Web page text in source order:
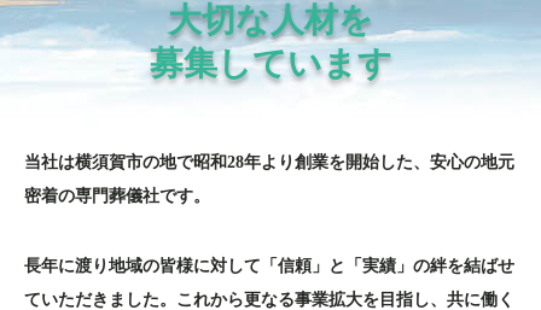
大切な人材を
募集しています
当社は横須賀市の地で昭和28年より創業を開始した、 安心の地元
密着の専門葬儀社です。
長年に渡り地域の皆様に対して 「信頼」と「実績」の絆を結ばせ
ていただきました。 これから更なる事業拡大を目指し、共に働く